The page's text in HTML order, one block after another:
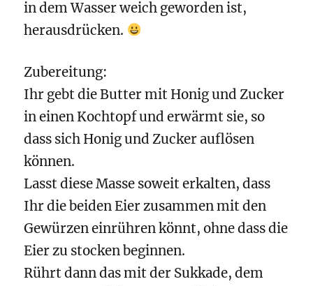
in dem Wasser weich geworden ist,
herausdrücken.
Zubereitung:
Ihr gebt die Butter mit Honig und Zucker
in einen Kochtopf und erwärmt sie, so
dass sich Honig und Zucker auflösen
können.
Lasst diese Masse soweit erkalten, dass
Ihr die beiden Eier zusammen mit den
Gewürzen einrühren könnt, ohne dass die
Eier zu stocken beginnen.
Rührt dann das mit der Sukkade, dem